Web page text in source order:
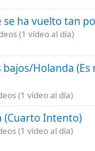
ha vuelto tan
(1 vídeo al día)
Holanda (Es
(1 vídeo al día)
(Cuarto Intento)
(1 vídeo al día)